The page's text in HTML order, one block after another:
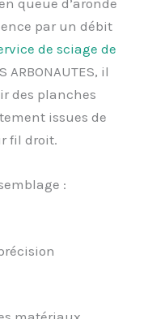
par un débit
de sciage de
il
des planches
issues de
fil droit.
: